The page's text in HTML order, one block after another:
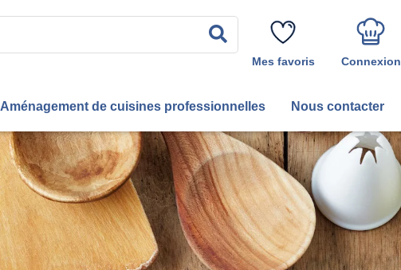
Rechercher
Mes favoris Connexion
Aménagement de cuisines professionnelles Nous contacter